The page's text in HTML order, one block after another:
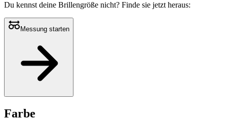
Du kennst deine Brillengröße nicht? Finde sie jetzt heraus:
Messung starten
Farbe